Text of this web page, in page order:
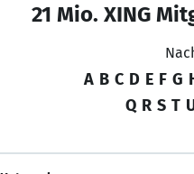
21 Mio. XING
A B C D E F G
Q R S T